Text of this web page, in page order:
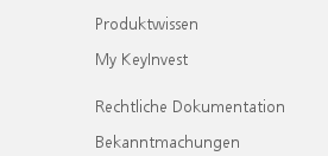
Produktwissen
My KeyInvest
Rechtliche Dokumentation
Bekanntmachungen